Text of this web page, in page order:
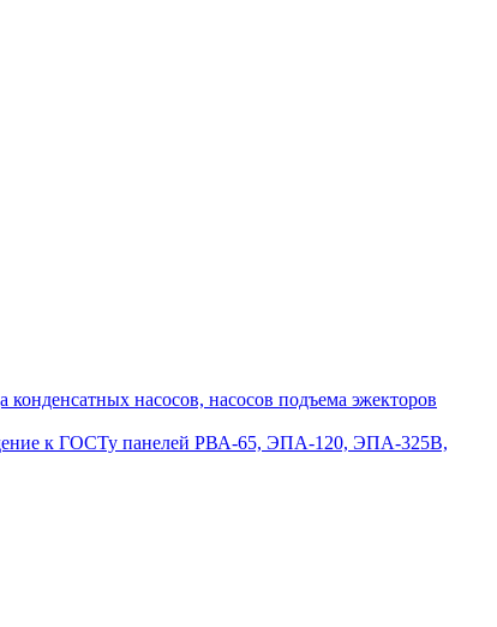
насосов, насосов подъема эжекторов
к ГОСТу панелей РВА-65, ЭПА-120, ЭПА-325В,